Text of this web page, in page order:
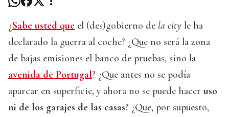
¿Sabe usted que el (des)gobierno de la city le ha
declarado la guerra al coche? ¿Que no será la zona
de bajas emisiones el banco de pruebas, sino la
avenida de Portugal? ¿Que antes no se podía
aparcar en superficie, y ahora no se puede hacer uso
ni de los garajes de las casas? ¿Que, por supuesto,